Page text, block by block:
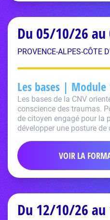
Du 05/10/26
PROVENCE-ALPES-CÔTE
Les bases |
Les bases de la CNV
conscience des traumas.
de citoyen engagé pour la
développer une posture
VOIR LA
Du 12/10/26